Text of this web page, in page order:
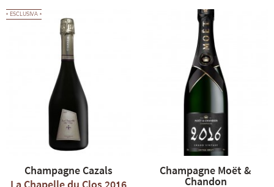
ESCLUSIVA
Champagne Cazals
Champagne Moët &
Chandon